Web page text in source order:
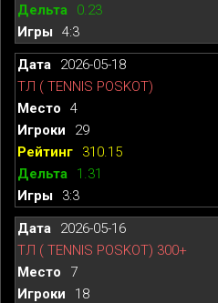
0.23
4:3
2026-05-18
ТЛ ( TENNIS POSKOT)
4
29
310.15
1.31
3:3
2026-05-16
ТЛ ( TENNIS POSKOT) 300+
7
18